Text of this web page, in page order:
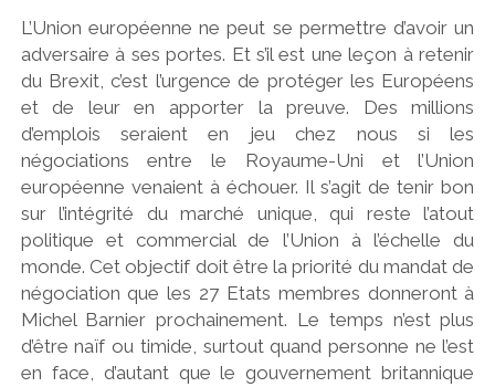
L’Union européenne ne peut se permettre d’avoir un
adversaire à ses portes. Et s’il est une leçon à retenir
du Brexit, c’est l’urgence de protéger les Européens
et de leur en apporter la preuve. Des millions
d’emplois seraient en jeu chez nous si les
négociations entre le Royaume-Uni et l’Union
européenne venaient à échouer. Il s’agit de tenir bon
sur l’intégrité du marché unique, qui reste l’atout
politique et commercial de l’Union à l’échelle du
monde. Cet objectif doit être la priorité du mandat de
négociation que les 27 Etats membres donneront à
Michel Barnier prochainement. Le temps n’est plus
d’être naïf ou timide, surtout quand personne ne l’est
en face, d’autant que le gouvernement britannique